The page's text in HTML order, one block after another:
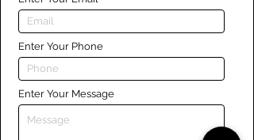
Enter Your Phone
Enter Your Message